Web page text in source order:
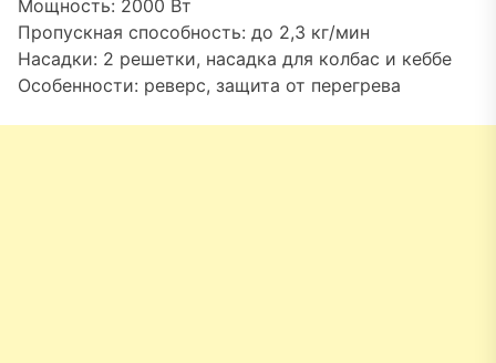
Мощность: 2000 Вт
Пропускная способность: до 2,3 кг/мин
Насадки: 2 решетки, насадка для колбас и кеббе
Особенности: реверс, защита от перегрева